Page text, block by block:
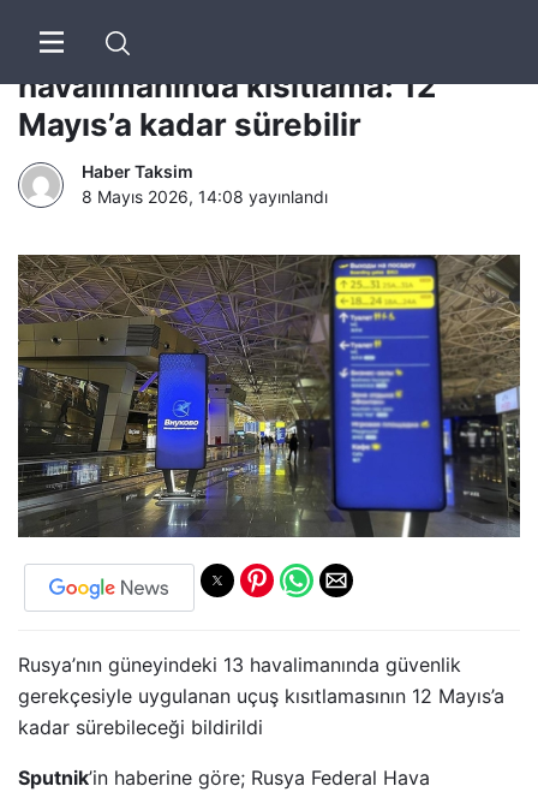
Sputnik | Rusya’daki 13
havalimanında kısıtlama: 12
Mayıs’a kadar sürebilir
Haber Taksim
8 Mayıs 2026, 14:08 yayınlandı
Rusya’nın güneyindeki 13 havalimanında güvenlik
gerekçesiyle uygulanan uçuş kısıtlamasının 12 Mayıs’a
kadar sürebileceği bildirildi
Sputnik’in haberine göre; Rusya Federal Hava